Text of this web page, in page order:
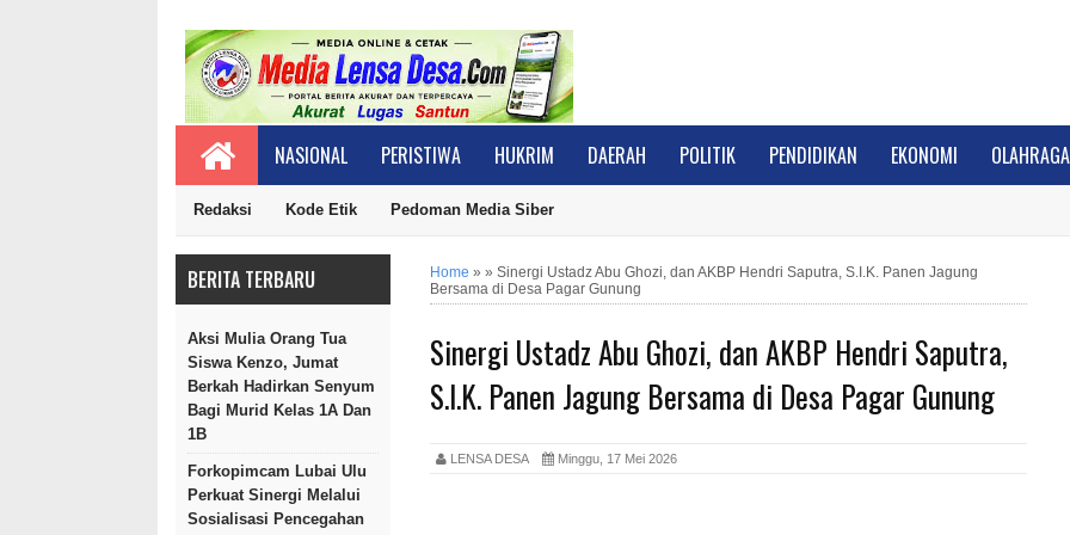
NASIONAL PERISTIWA HUKRIM DAERAH POLITIK PENDIDIKAN EKONOMI OLAHRAGA
Redaksi Kode Etik Pedoman Media Siber
BERITA TERBARU
Aksi Mulia Orang Tua
Siswa Kenzo, Jumat
Berkah Hadirkan Senyum
Bagi Murid Kelas 1A Dan
1B
Forkopimcam Lubai Ulu
Perkuat Sinergi Melalui
Sosialisasi Pencegahan
Home » » Sinergi Ustadz Abu Ghozi, dan AKBP Hendri Saputra, S.I.K. Panen Jagung
Bersama di Desa Pagar Gunung
Sinergi Ustadz Abu Ghozi, dan AKBP Hendri Saputra,
S.I.K. Panen Jagung Bersama di Desa Pagar Gunung
LENSA DESA Minggu, 17 Mei 2026